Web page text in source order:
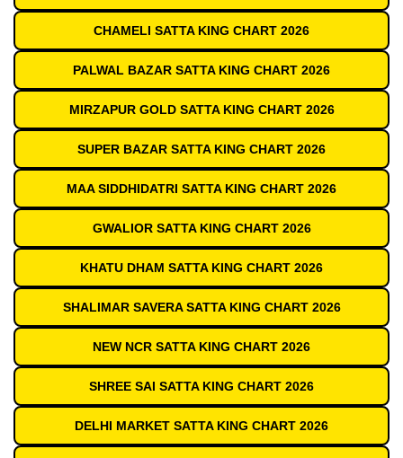
CHAMELI SATTA KING CHART 2026
PALWAL BAZAR SATTA KING CHART 2026
MIRZAPUR GOLD SATTA KING CHART 2026
SUPER BAZAR SATTA KING CHART 2026
MAA SIDDHIDATRI SATTA KING CHART 2026
GWALIOR SATTA KING CHART 2026
KHATU DHAM SATTA KING CHART 2026
SHALIMAR SAVERA SATTA KING CHART 2026
NEW NCR SATTA KING CHART 2026
SHREE SAI SATTA KING CHART 2026
DELHI MARKET SATTA KING CHART 2026